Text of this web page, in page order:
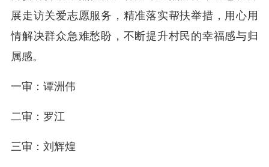
展走访关爱志愿服务，精准落实帮扶举措，用心用
情解决群众急难愁盼，不断提升村民的幸福感与归
属感。
一审：谭洲伟
二审：罗江
三审：刘辉煌